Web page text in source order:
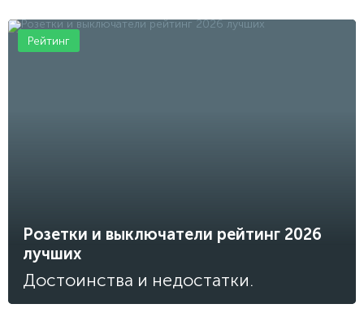
Розетки и выключатели рейтинг 2026
лучших
Достоинства и недостатки.
Рейтинг